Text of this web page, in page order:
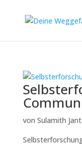
von Sulamith